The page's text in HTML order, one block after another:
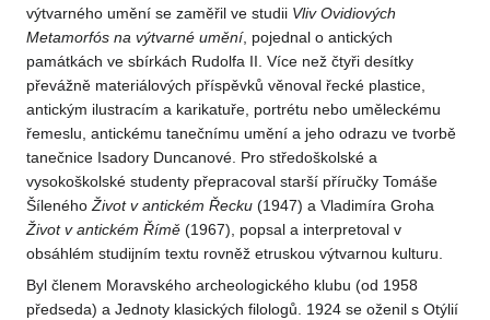
výtvarného umění se zaměřil ve studii Vliv Ovidiových
Metamorfós na výtvarné umění, pojednal o antických
památkách ve sbírkách Rudolfa II. Více než čtyři desítky
převážně materiálových příspěvků věnoval řecké plastice,
antickým ilustracím a karikatuře, portrétu nebo uměleckému
řemeslu, antickému tanečnímu umění a jeho odrazu ve tvorbě
tanečnice Isadory Duncanové. Pro středoškolské a
vysokoškolské studenty přepracoval starší příručky Tomáše
Šíleného Život v antickém Řecku (1947) a Vladimíra Groha
Život v antickém Římě (1967), popsal a interpretoval v
obsáhlém studijním textu rovněž etruskou výtvarnou kulturu.
Byl členem Moravského archeologického klubu (od 1958
předseda) a Jednoty klasických filologů. 1924 se oženil s Otýlií